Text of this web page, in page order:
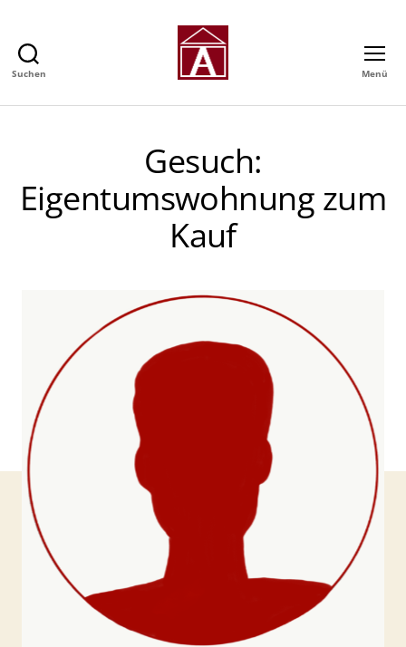
Suchen
GmbH
Immobilienmakler
in
Hamburg
Menü
Gesuch:
Eigentumswohnung zum
Kauf